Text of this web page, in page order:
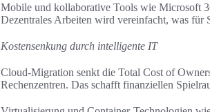
Mobile und kollaborative Tools wie Microsoft
Dezentrales Arbeiten wird vereinfacht, was
Kostensenkung durch intelligente IT
Cloud-Migration senkt die Total Cost of
Rechenzentren. Das schafft finanziellen